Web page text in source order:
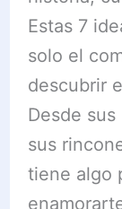
Estas 7
solo el
descubrir
Desde
sus
tiene algo